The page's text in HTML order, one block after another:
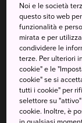
Giappone,
Tateyama a
Come
Il Monte
di Kanazawa
estate.
Noi e le società
questo sito web
funzionalità e
mirata e per
condividere le
terze. Per ulteriori
cookie" e le
cookie" se si
tutti i cookie" per
selettore su
cookie. Inoltre, è